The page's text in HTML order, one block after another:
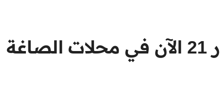
عاجل | سعر الذهب عيار 21 الآن في محلات الصاغة